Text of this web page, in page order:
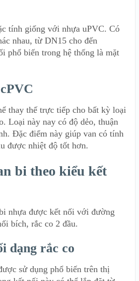
tính giống với nhựa uPVC. Có
nhau, từ DN15 cho đến
phổ biến trong hệ thống là mặt
thay thế trực tiếp cho bất kỳ loại
Loại này nay có độ dẻo, thuận
Đặc điểm này giúp van có tính
được nhiệt độ tốt hơn.
bi theo kiểu kết
nhựa được kết nối với đường
bích, rắc co 2 đầu.
dạng rắc co
sử dụng phổ biến trên thị